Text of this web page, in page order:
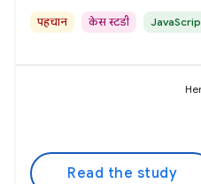
पहचान केस स्टडी
Read the study